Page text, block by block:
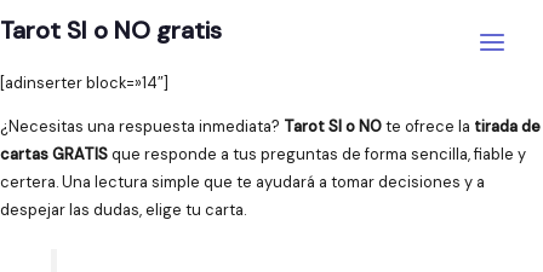
al
Tarot SI o NO gratis
[adinserter block=»14″]
¿Necesitas una respuesta inmediata? Tarot SI o NOte ofrece la tirada de
cartas GRATISque responde a tus preguntas de forma sencilla, fiable y
certera. Una lectura simple que te ayudará a tomar decisiones y a
despejar las dudas, elige tu carta.